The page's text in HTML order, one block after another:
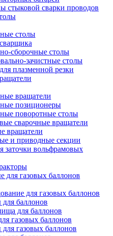
стыковой сварки проводов
столы
сборочные столы
зачистные столы
плазменной резки
вращатели
позиционеры
поворотные столы
сварочные вращатели
вращатели
и приводные секции
заточки вольфрамовых
для газовых баллонов
для газовых баллонов
баллонов
для баллонов
газовых баллонов
газовых баллонов